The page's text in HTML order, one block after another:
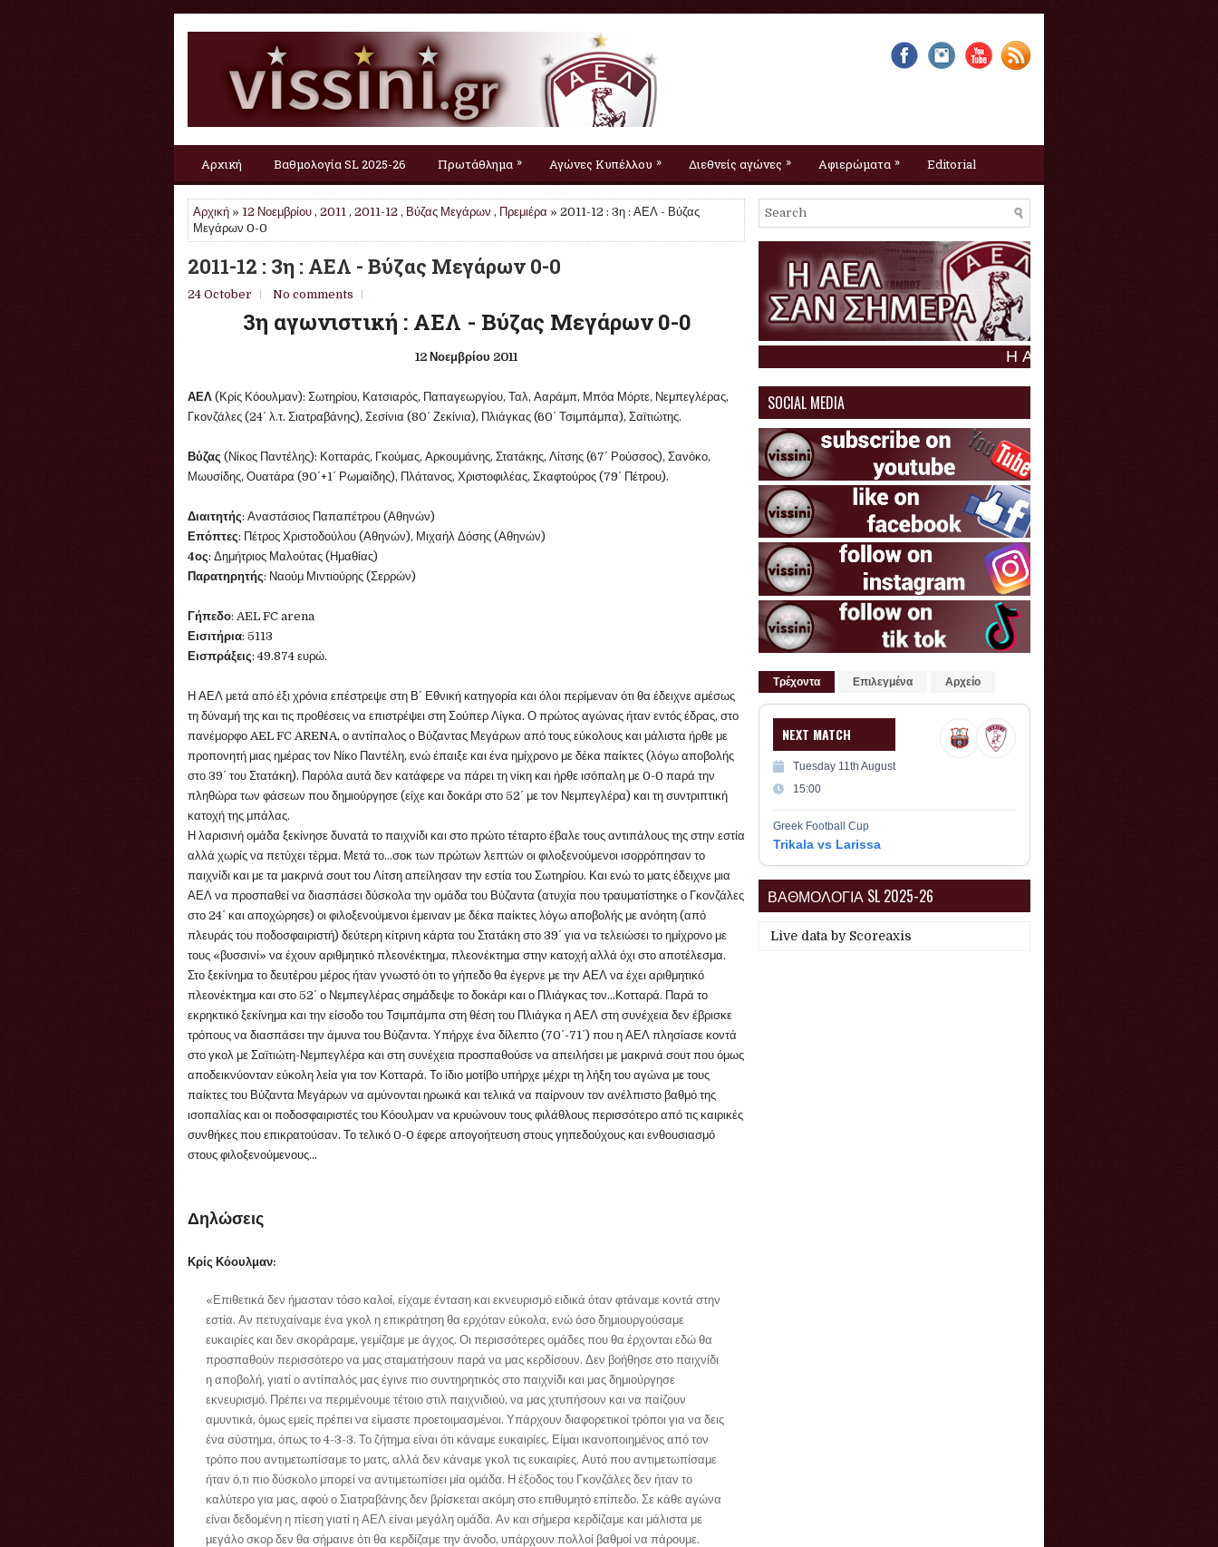
Αρχική Βαθμολογία SL 2025-26 Πρωτάθλημα » Αγώνες Κυπέλλου » Διεθνείς αγώνες » Αφιερώματα » Editorial
Αρχική » 12 Νοεμβρίου , 2011 , 2011-12 , Βύζας Μεγάρων , Πρεμιέρα » 2011-12 : 3η : ΑΕΛ - Βύζας
Μεγάρων 0-0
2011-12 : 3η : ΑΕΛ - Βύζας Μεγάρων 0-0
24 October No comments
3η αγωνιστική : ΑΕΛ - Βύζας Μεγάρων 0-0
12 Νοεμβρίου 2011
ΑΕΛ (Κρίς Κόουλμαν): Σωτηρίου, Κατσιαρός, Παπαγεωργίου, Ταλ, Ααράμπ, Μπόα Μόρτε, Νεμπεγλέρας,
Γκονζάλες (24΄ λ.τ. Σιατραβάνης), Σεσίνια (80΄ Ζεκίνια), Πλιάγκας (60΄ Τσιμπάμπα), Σαϊτιώτης.
Βύζας (Νίκος Παντέλης): Κοτταράς, Γκούμας, Αρκουμάνης, Στατάκης, Λίτσης (67΄ Ρούσσος), Σανόκο,
Μωυσίδης, Ουατάρα (90΄+1΄ Ρωμαίδης), Πλάτανος, Χριστοφιλέας, Σκαφτούρος (79΄ Πέτρου).
Διαιτητής: Αναστάσιος Παπαπέτρου (Αθηνών)
Επόπτες: Πέτρος Χριστοδούλου (Αθηνών), Μιχαήλ Δόσης (Αθηνών)
4ος: Δημήτριος Μαλούτας (Ημαθίας)
Παρατηρητής: Ναούμ Μιντιούρης (Σερρών)
Γήπεδο: AEL FC arena
Εισιτήρια: 5113
Εισπράξεις: 49.874 ευρώ.
Η ΑΕΛ μετά από έξι χρόνια επέστρεψε στη Β΄ Εθνική κατηγορία και όλοι περίμεναν ότι θα έδειχνε αμέσως
τη δύναμή της και τις προθέσεις να επιστρέψει στη Σούπερ Λίγκα. Ο πρώτος αγώνας ήταν εντός έδρας, στο
πανέμορφο AEL FC ARENA, ο αντίπαλος ο Βύζαντας Μεγάρων από τους εύκολους και μάλιστα ήρθε με
προπονητή μιας ημέρας τον Νίκο Παντέλη, ενώ έπαιξε και ένα ημίχρονο με δέκα παίκτες (λόγω αποβολής
στο 39΄ του Στατάκη). Παρόλα αυτά δεν κατάφερε να πάρει τη νίκη και ήρθε ισόπαλη με 0-0 παρά την
πληθώρα των φάσεων που δημιούργησε (είχε και δοκάρι στο 52΄ με τον Νεμπεγλέρα) και τη συντριπτική
κατοχή της μπάλας.
Η λαρισινή ομάδα ξεκίνησε δυνατά το παιχνίδι και στο πρώτο τέταρτο έβαλε τους αντιπάλους της στην εστία
αλλά χωρίς να πετύχει τέρμα. Μετά το…σοκ των πρώτων λεπτών οι φιλοξενούμενοι ισορρόπησαν το
παιχνίδι και με τα μακρινά σουτ του Λίτση απείλησαν την εστία του Σωτηρίου. Και ενώ το ματς έδειχνε μια
ΑΕΛ να προσπαθεί να διασπάσει δύσκολα την ομάδα του Βύζαντα (ατυχία που τραυματίστηκε ο Γκονζάλες
στο 24΄ και αποχώρησε) οι φιλοξενούμενοι έμειναν με δέκα παίκτες λόγω αποβολής με ανόητη (από
πλευράς του ποδοσφαιριστή) δεύτερη κίτρινη κάρτα του Στατάκη στο 39΄ για να τελειώσει το ημίχρονο με
τους «βυσσινί» να έχουν αριθμητικό πλεονέκτημα, πλεονέκτημα στην κατοχή αλλά όχι στο αποτέλεσμα.
Στο ξεκίνημα το δευτέρου μέρος ήταν γνωστό ότι το γήπεδο θα έγερνε με την ΑΕΛ να έχει αριθμητικό
πλεονέκτημα και στο 52΄ ο Νεμπεγλέρας σημάδεψε το δοκάρι και ο Πλιάγκας τον…Κοτταρά. Παρά το
εκρηκτικό ξεκίνημα και την είσοδο του Τσιμπάμπα στη θέση του Πλιάγκα η ΑΕΛ στη συνέχεια δεν έβρισκε
τρόπους να διασπάσει την άμυνα του Βύζαντα. Υπήρχε ένα δίλεπτο (70΄-71΄) που η ΑΕΛ πλησίασε κοντά
στο γκολ με Σαϊτιώτη-Νεμπεγλέρα και στη συνέχεια προσπαθούσε να απειλήσει με μακρινά σουτ που όμως
αποδεικνύονταν εύκολη λεία για τον Κοτταρά. Το ίδιο μοτίβο υπήρχε μέχρι τη λήξη του αγώνα με τους
παίκτες του Βύζαντα Μεγάρων να αμύνονται ηρωικά και τελικά να παίρνουν τον ανέλπιστο βαθμό της
ισοπαλίας και οι ποδοσφαιριστές του Κόουλμαν να κρυώνουν τους φιλάθλους περισσότερο από τις καιρικές
συνθήκες που επικρατούσαν. Το τελικό 0-0 έφερε απογοήτευση στους γηπεδούχους και ενθουσιασμό
στους φιλοξενούμενους...
Δηλώσεις
Κρίς Κόουλμαν:
«Επιθετικά δεν ήμασταν τόσο καλοί, είχαμε ένταση και εκνευρισμό ειδικά όταν φτάναμε κοντά στην
εστία. Αν πετυχαίναμε ένα γκολ η επικράτηση θα ερχόταν εύκολα, ενώ όσο δημιουργούσαμε
ευκαιρίες και δεν σκοράραμε, γεμίζαμε με άγχος. Οι περισσότερες ομάδες που θα έρχονται εδώ θα
προσπαθούν περισσότερο να μας σταματήσουν παρά να μας κερδίσουν. Δεν βοήθησε στο παιχνίδι
η αποβολή, γιατί ο αντίπαλός μας έγινε πιο συντηρητικός στο παιχνίδι και μας δημιούργησε
εκνευρισμό. Πρέπει να περιμένουμε τέτοιο στιλ παιχνιδιού, να μας χτυπήσουν και να παίζουν
αμυντικά, όμως εμείς πρέπει να είμαστε προετοιμασμένοι. Υπάρχουν διαφορετικοί τρόποι για να δεις
ένα σύστημα, όπως το 4-3-3. Το ζήτημα είναι ότι κάναμε ευκαιρίες. Είμαι ικανοποιημένος από τον
τρόπο που αντιμετωπίσαμε το ματς, αλλά δεν κάναμε γκολ τις ευκαιρίες. Αυτό που αντιμετωπίσαμε
ήταν ό,τι πιο δύσκολο μπορεί να αντιμετωπίσει μία ομάδα. Η έξοδος του Γκονζάλες δεν ήταν το
καλύτερο για μας, αφού ο Σιατραβάνης δεν βρίσκεται ακόμη στο επιθυμητό επίπεδο. Σε κάθε αγώνα
είναι δεδομένη η πίεση γιατί η ΑΕΛ είναι μεγάλη ομάδα. Αν και σήμερα κερδίζαμε και μάλιστα με
μεγάλο σκορ δεν θα σήμαινε ότι θα κερδίζαμε την άνοδο, υπάρχουν πολλοί βαθμοί να πάρουμε.
Η ΑΕΛ σαν σήμερα :
SOCIAL MEDIA
Τρέχοντα Επιλεγμένα Αρχείο
NEXT MATCH
Tuesday 11th August
15:00
Greek Football Cup
Trikala vs Larissa
ΒΑΘΜΟΛΟΓΙΑ SL 2025-26
Live data by Scoreaxis